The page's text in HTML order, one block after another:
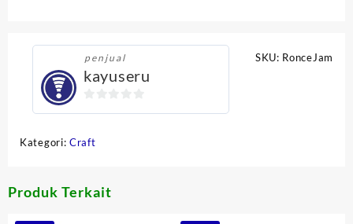
penjual
kayuseru
of
SKU: RonceJam
Kategori:Craft
Produk Terkait